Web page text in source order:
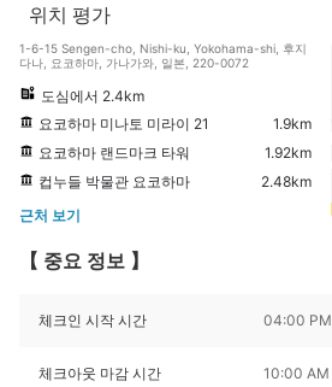
위치 평가
1-6-15 Sengen-cho, Nishi-ku, Yokohama-shi, 후지
다나, 요코하마, 가나가와, 일본, 220-0072
도심에서 2.4km
요코하마 미나토 미라이 21
1.9km
요코하마 랜드마크 타워
1.92km
컵누들 박물관 요코하마
2.48km
근처 보기
【 중요 정보 】
체크인 시작 시간 04:00 PM
체크아웃 마감 시간 10:00 AM